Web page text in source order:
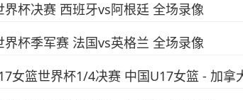
杯决赛 西班牙vs阿根廷 全场录像
杯季军赛 法国vs英格兰 全场录像
女篮世界杯1/4决赛 中国U17女篮 - 加拿